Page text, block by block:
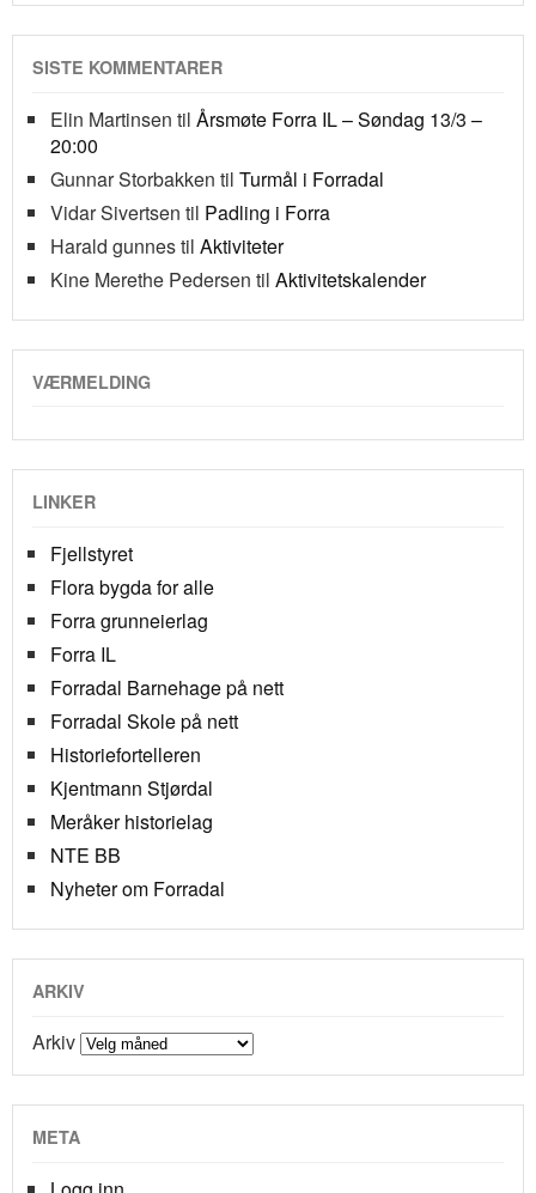
SISTE KOMMENTARER
Elin Martinsen til Årsmøte Forra IL – Søndag 13/3 –
20:00
Gunnar Storbakken til Turmål i Forradal
Vidar Sivertsen til Padling i Forra
Harald gunnestil Aktiviteter
Kine Merethe Pedersen til Aktivitetskalender
VÆRMELDING
LINKER
Fjellstyret
Flora bygda for alle
Forra grunneierlag
Forra IL
Forradal Barnehage på nett
Forradal Skole på nett
Historiefortelleren
Kjentmann Stjørdal
Meråker historielag
NTE BB
Nyheter om Forradal
ARKIV
Arkiv
META